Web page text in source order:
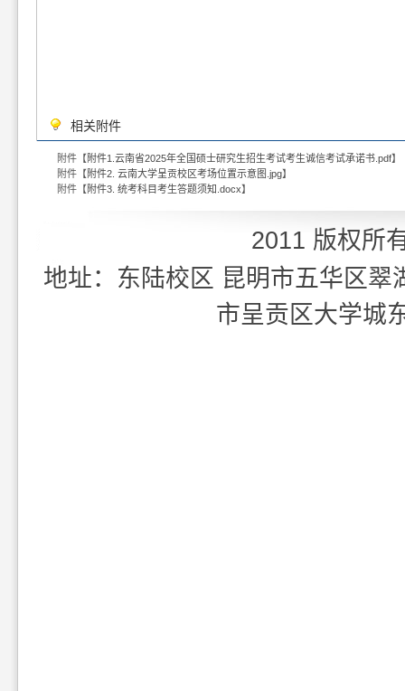
相关附件
附件【 附件1.云南省2025年全国硕士研究生招生考试考生诚信考试承诺书.pdf】
附件【 附件2. 云南大学呈贡校区考场位置示意图.jpg】
附件【 附件3. 统考科目考生答题须知.docx】
2011 版权所
地址：东陆校区 昆明市五华区
市呈贡区大学城